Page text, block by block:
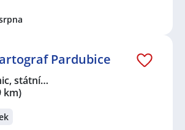
Pardubice
státní…
km)